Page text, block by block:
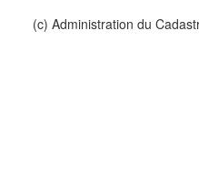
(c) Administration du